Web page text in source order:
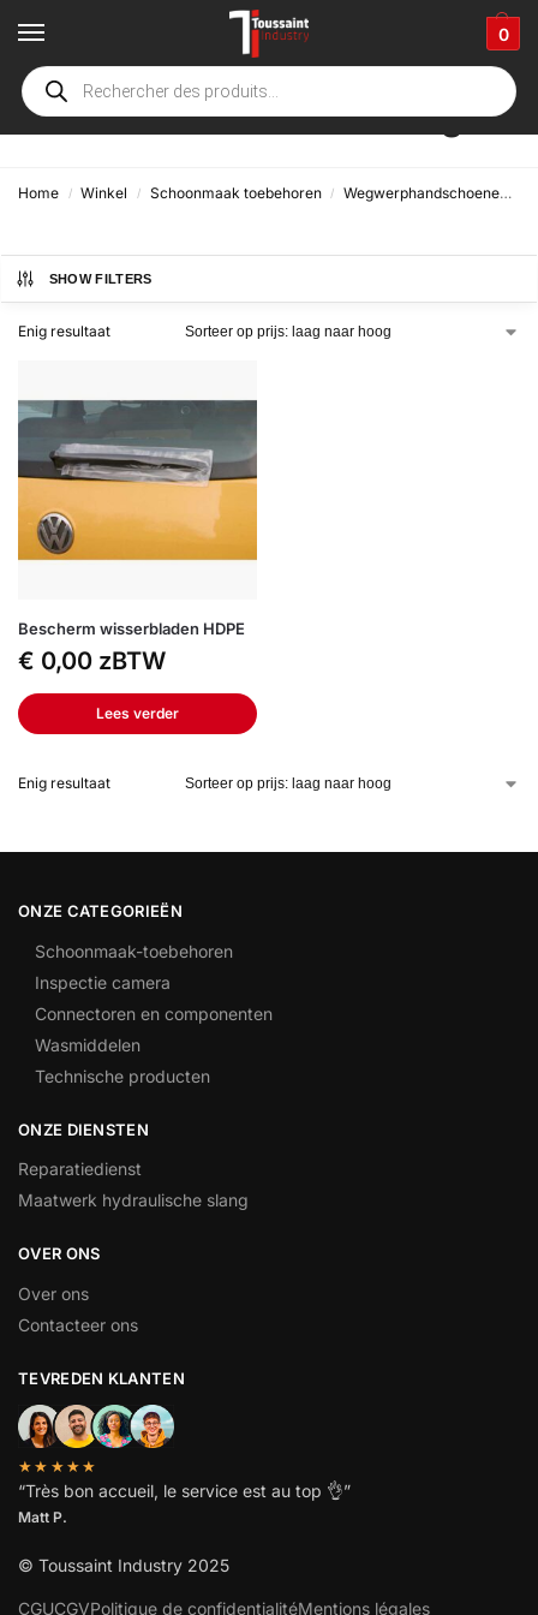
0
Ruitenwisserbescherming
Home / Winkel / Schoonmaak toebehoren / Wegwerphandschoenen, zuignappen, ruitenwisserbescherming
SHOW FILTERS
Enig resultaat
Bescherm wisserbladen HDPE
€ 0,00 zBTW
Lees verder
Enig resultaat
ONZE CATEGORIEËN
Schoonmaak-toebehoren
Inspectie camera
Connectoren en componenten
Wasmiddelen
Technische producten
ONZE DIENSTEN
Reparatiedienst
Maatwerk hydraulische slang
OVER ONS
Over ons
Contacteer ons
TEVREDEN KLANTEN
★★★★★
“Très bon accueil, le service est au top 👌”
Matt P.
© Toussaint Industry 2025
CGUCGVPolitique de confidentialitéMentions légales